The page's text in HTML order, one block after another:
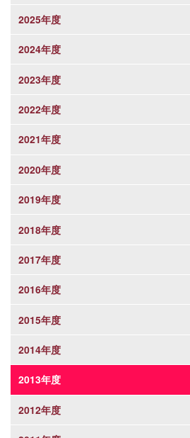
2025年度
2024年度
2023年度
2022年度
2021年度
2020年度
2019年度
2018年度
2017年度
2016年度
2015年度
2014年度
2013年度
2012年度